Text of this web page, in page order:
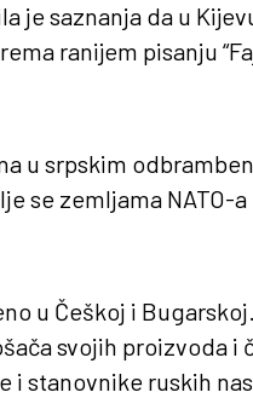
je saznanja da u
ranijem pisanju
u srpskim
se zemljama NATO-a
u Češkoj i
svojih proizvoda i
stanovnike ruskih